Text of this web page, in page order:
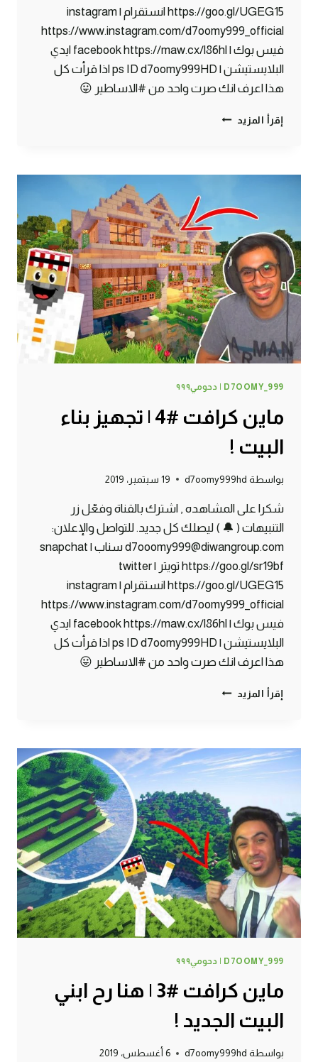
https://goo.gl/UGEG15 انستقرام | instagram
https://www.instagram.com/d7oomy999_official
فيس بوك | facebook https://maw.cx/l86hl ايدي
البلايستيشن | ps ID d7oomy999HD اذا قرأت كل
هذا اعرف انك صرت واحد من #الاساطير 😛
إقرأ المزيد ماين
أكبر
الماس
كرافت
!
D7OOMY_999 | دحومي٩٩٩
ماين كرافت #4 | تجهيز بناء
البيت !
بواسطة d7oomy999hd 19 سبتمبر، 2019
شكرا على المشاهده , اشترك بالقناة وفعّل زر
التنبيهات ( 🔔 ) ليصلك كل جديد. للتواصل والإعلان:
d7ooomy999@diwangroup.com سناب | snapchat
https://goo.gl/sr19bf تويتر | twitter
https://goo.gl/UGEG15 انستقرام | instagram
https://www.instagram.com/d7oomy999_official
فيس بوك | facebook https://maw.cx/l86hl ايدي
البلايستيشن | ps ID d7oomy999HD اذا قرأت كل
هذا اعرف انك صرت واحد من #الاساطير 😛
إقرأ المزيد ماين
تجهيز
بناء
D7OOMY_999 | دحومي٩٩٩
ماين كرافت #3 | هنا رح ابني
البيت الجديد !
بواسطة d7oomy999hd 6 أغسطس، 2019